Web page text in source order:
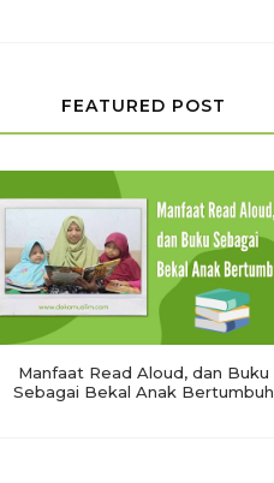
FEATURED POST
Manfaat Read Aloud, dan Buku
Sebagai Bekal Anak Bertumbuh